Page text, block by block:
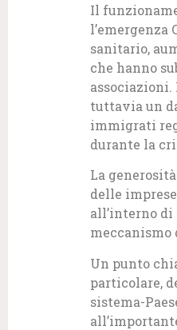
Il
l’emergenza
sanitario,
che hanno
tuttavia un
immigrati
durante la
La
delle
all’interno
meccanismo
Un punto
particolare,
sistema-